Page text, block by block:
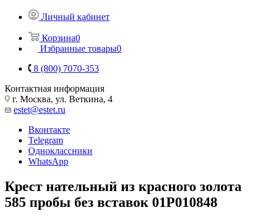
Личный кабинет
Корзина0
Избранные товары0
8 (800) 7070-353
Контактная информация
г. Москва, ул. Веткина, 4
estet@estet.ru
Вконтакте
Telegram
Одноклассники
WhatsApp
Крест нательный из красного золота
585 пробы без вставок 01Р010848